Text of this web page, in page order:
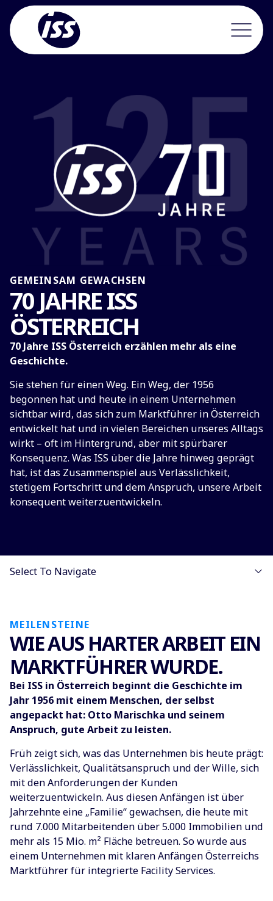
GEMEINSAM GEWACHSEN
70 JAHRE ISS
ÖSTERREICH
70 Jahre ISS Österreich erzählen mehr als eine
Geschichte.
Sie stehen für einen Weg. Ein Weg, der 1956
begonnen hat und heute in einem Unternehmen
sichtbar wird, das sich zum Marktführer in Österreich
entwickelt hat und in vielen Bereichen unseres Alltags
wirkt – oft im Hintergrund, aber mit spürbarer
Konsequenz. Was ISS über die Jahre hinweg geprägt
hat, ist das Zusammenspiel aus Verlässlichkeit,
stetigem Fortschritt und dem Anspruch, unsere Arbeit
konsequent weiterzuentwickeln.
Select To Navigate
MEILENSTEINE
WIE AUS HARTER ARBEIT EIN
MARKTFÜHRER WURDE.
Bei ISS in Österreich beginnt die Geschichte im
Jahr 1956 mit einem Menschen, der selbst
angepackt hat: Otto Marischka und seinem
Anspruch, gute Arbeit zu leisten.
Früh zeigt sich, was das Unternehmen bis heute prägt:
Verlässlichkeit, Qualitätsanspruch und der Wille, sich
mit den Anforderungen der Kunden
weiterzuentwickeln. Aus diesen Anfängen ist über
Jahrzehnte eine „Familie“ gewachsen, die heute mit
rund 7.000 Mitarbeitenden über 5.000 Immobilien und
mehr als 15 Mio. m² Fläche betreuen. So wurde aus
einem Unternehmen mit klaren Anfängen Österreichs
Marktführer für integrierte Facility Services.